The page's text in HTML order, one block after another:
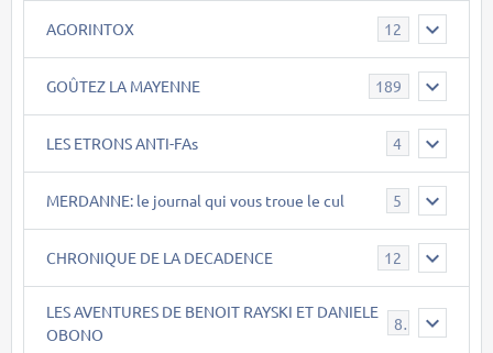
AGORINTOX 12
GOÛTEZ LA MAYENNE 189
LES ETRONS ANTI-FAs 4
MERDANNE: le journal qui vous troue le cul 5
CHRONIQUE DE LA DECADENCE 12
LES AVENTURES DE BENOIT RAYSKI ET DANIELE
OBONO
8